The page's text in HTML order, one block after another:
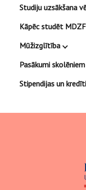
Studiju uzsākšana
Kāpēc studēt
Mūžizglītība
Pasākumi skolēniem
Stipendijas un kredīti